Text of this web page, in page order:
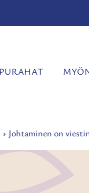
› Johtaminen on